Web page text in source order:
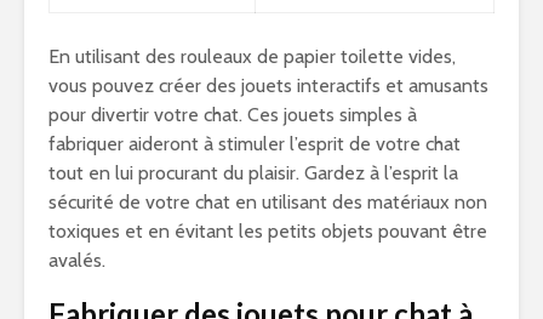
En utilisant des rouleaux de papier toilette vides,
vous pouvez créer des jouets interactifs et amusants
pour divertir votre chat. Ces jouets simples à
fabriquer aideront à stimuler l’esprit de votre chat
tout en lui procurant du plaisir. Gardez à l’esprit la
sécurité de votre chat en utilisant des matériaux non
toxiques et en évitant les petits objets pouvant être
avalés.